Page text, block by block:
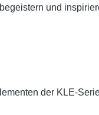
und
der KLE-